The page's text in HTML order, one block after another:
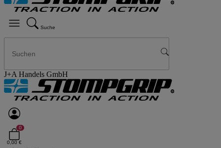
Suche
J+A Handels GmbH
0
0,00 €